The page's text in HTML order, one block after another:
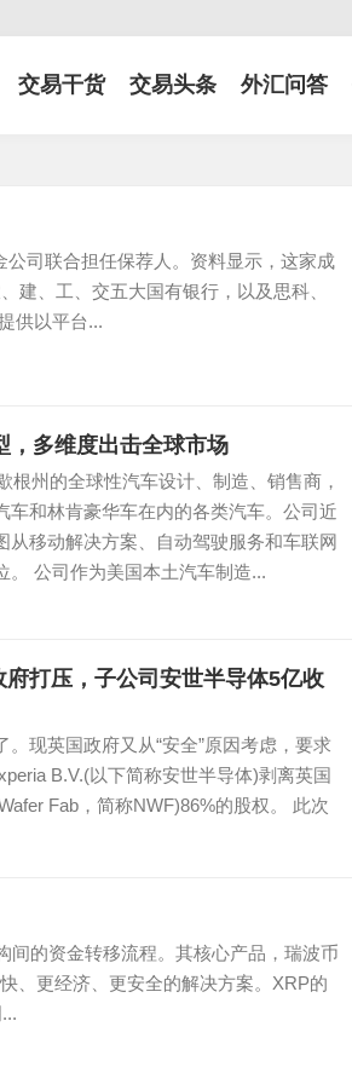
交易干货 交易头条 外汇问答
司联合担任保荐人。资料显示，这家成
建、工、交五大国有银行，以及思科、
供以平台...
，多维度出击全球市场
根州的全球性汽车设计、制造、销售商，
车和林肯豪华车在内的各类汽车。公司近
移动解决方案、自动驾驶服务和车联网
。 公司作为美国本土汽车制造...
打压，子公司安世半导体5亿收
现英国政府又从“安全”原因考虑，要求
B.V.(以下简称安世半导体)剥离英国
Fab，简称NWF)86%的股权。 此次
间的资金转移流程。其核心产品，瑞波币
、更经济、更安全的解决方案。XRP的